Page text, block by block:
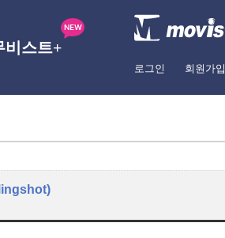
비스트+
로그인 회원가입